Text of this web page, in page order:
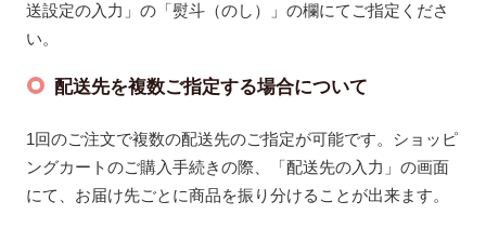
送設定の入力」の「熨斗（のし）」の欄にてご指定くださ
い。
配送先を複数ご指定する場合について
1回のご注文で複数の配送先のご指定が可能です。ショッピ
ングカートのご購入手続きの際、「配送先の入力」の画面
にて、お届け先ごとに商品を振り分けることが出来ます。